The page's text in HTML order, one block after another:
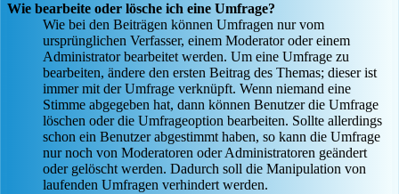
Wie bearbeite oder lösche ich eine Umfrage?
Wie bei den Beiträgen können Umfragen nur vom
ursprünglichen Verfasser, einem Moderator oder einem
Administrator bearbeitet werden. Um eine Umfrage zu
bearbeiten, ändere den ersten Beitrag des Themas; dieser ist
immer mit der Umfrage verknüpft. Wenn niemand eine
Stimme abgegeben hat, dann können Benutzer die Umfrage
löschen oder die Umfrageoption bearbeiten. Sollte allerdings
schon ein Benutzer abgestimmt haben, so kann die Umfrage
nur noch von Moderatoren oder Administratoren geändert
oder gelöscht werden. Dadurch soll die Manipulation von
laufenden Umfragen verhindert werden.